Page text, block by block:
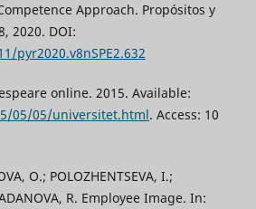
Approach. Propósitos y
2020. DOI:
pyr2020.v8nSPE2.632
online. 2015. Available:
05/05/universitet.html. Access: 10
O.; POLOZHENTSEVA, I.;
R. Employee Image. In: